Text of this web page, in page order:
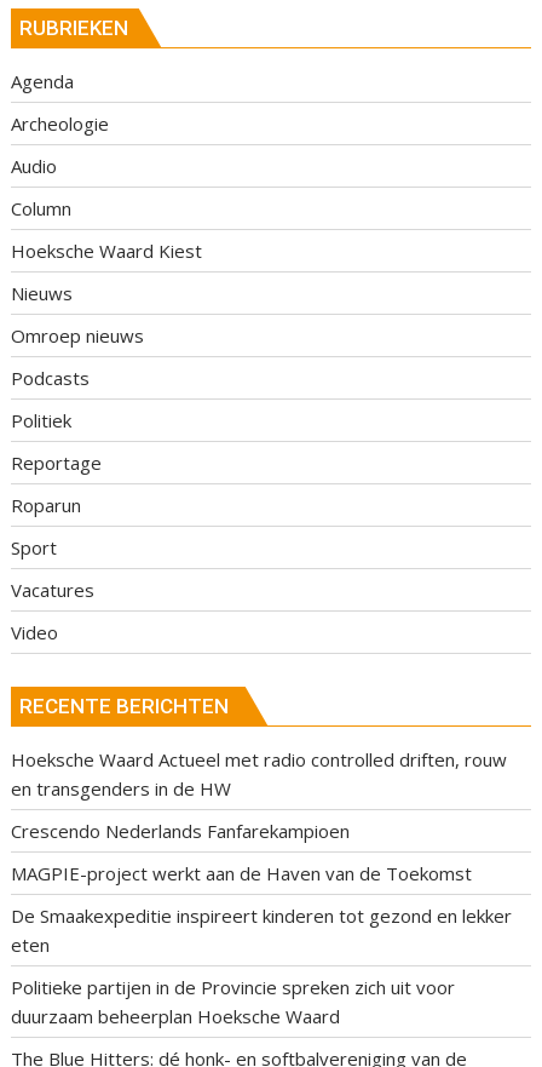
RUBRIEKEN
Agenda
Archeologie
Audio
Column
Hoeksche Waard Kiest
Nieuws
Omroep nieuws
Podcasts
Politiek
Reportage
Roparun
Sport
Vacatures
Video
RECENTE BERICHTEN
Hoeksche Waard Actueel met radio controlled driften, rouw
en transgenders in de HW
Crescendo Nederlands Fanfarekampioen
MAGPIE-project werkt aan de Haven van de Toekomst
De Smaakexpeditie inspireert kinderen tot gezond en lekker
eten
Politieke partijen in de Provincie spreken zich uit voor
duurzaam beheerplan Hoeksche Waard
The Blue Hitters: dé honk- en softbalvereniging van de